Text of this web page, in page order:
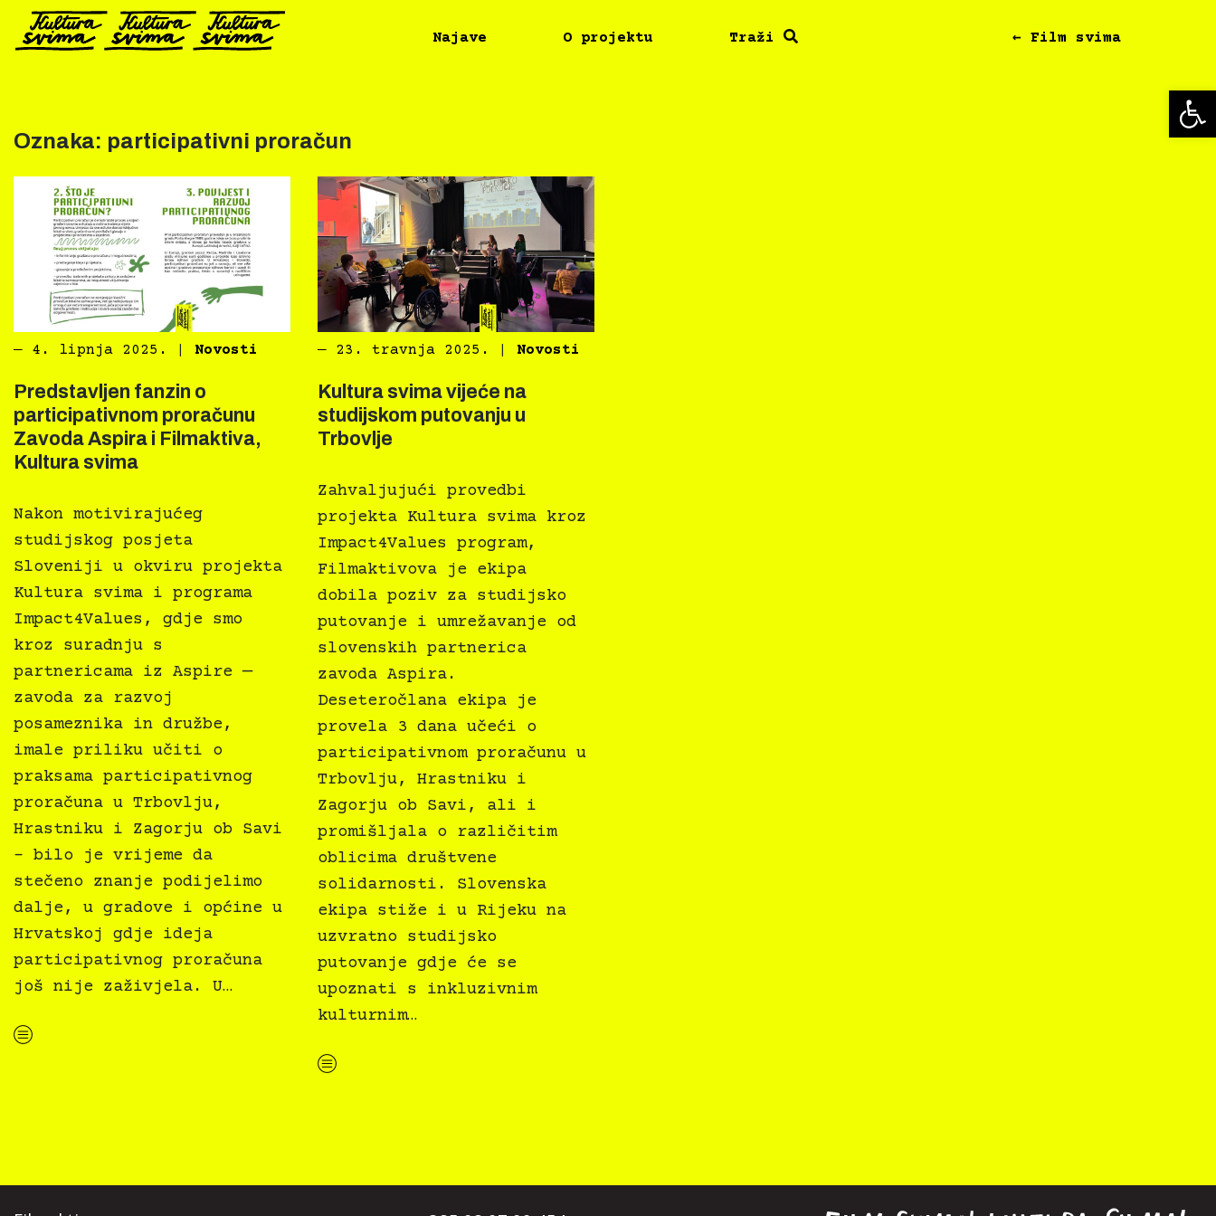
Preskoči
sadržaj
Najave O projektu ← Film svima
Traži
Oznaka: participativni proračun
― 4. lipnja 2025. Novosti
Predstavljen fanzin o
participativnom proračunu
Zavoda Aspira i Filmaktiva,
Kultura svima
Nakon motivirajućeg
studijskog posjeta
Sloveniji u okviru projekta
Kultura svima i programa
Impact4Values, gdje smo
kroz suradnju s
partnericama iz Aspire —
zavoda za razvoj
posameznika in družbe,
imale priliku učiti o
praksama participativnog
proračuna u Trbovlju,
Hrastniku i Zagorju ob Savi
– bilo je vrijeme da
stečeno znanje podijelimo
dalje, u gradove i općine u
Hrvatskoj gdje ideja
participativnog proračuna
još nije zaživjela. U…
“Predstavljen fanzin o participativnom proračunu Zavoda Aspira i Filmaktiva, Kultura svima”
― 23. travnja 2025. Novosti
Kultura svima vijeće na
studijskom putovanju u
Trbovlje
Zahvaljujući provedbi
projekta Kultura svima kroz
Impact4Values program,
Filmaktivova je ekipa
dobila poziv za studijsko
putovanje i umrežavanje od
slovenskih partnerica
zavoda Aspira.
Deseteročlana ekipa je
provela 3 dana učeći o
participativnom proračunu u
Trbovlju, Hrastniku i
Zagorju ob Savi, ali i
promišljala o različitim
oblicima društvene
solidarnosti. Slovenska
ekipa stiže i u Rijeku na
uzvratno studijsko
putovanje gdje će se
upoznati s inkluzivnim
kulturnim…
“Kultura svima vijeće na studijskom putovanju u Trbovlje”